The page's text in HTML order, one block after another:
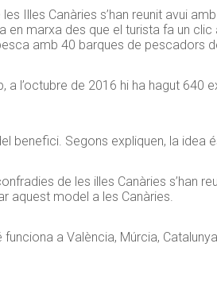
Illes Canàries s’han reunit avui
en marxa des que el turista fa un
amb 40 barques de pescadors
a l’octubre de 2016 hi ha hagut
benefici. Segons expliquen, la
de les illes Canàries s’han
aquest model a les Canàries.
a València, Múrcia,